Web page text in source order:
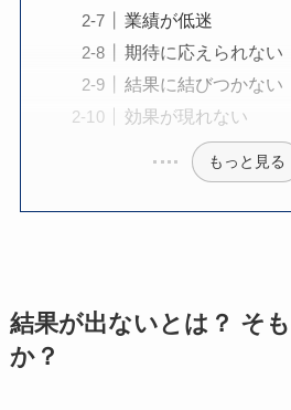
業績が低迷
期待に応えられない
結果に結びつかない
効果が現れない
もっと見る
結果が出ないとは？ そ
か？